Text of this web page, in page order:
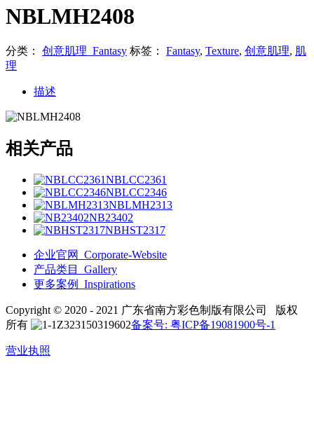
NBLMH2408
分类： 创意肌理_Fantasy 标签： Fantasy, Texture, 创意肌理, 肌
理
描述
相关产品
NBLCC2361
NBLCC2346
NBLMH2313
NB23402
NBHST2317
企业官网_Corporate-Website
产品类目_Gallery
更多案例_Inspirations
Copyright © 2020 - 2021 广东省南方彩色制版有限公司 版权
所有
备案号: 粤ICP备19081900号-1
营业执照